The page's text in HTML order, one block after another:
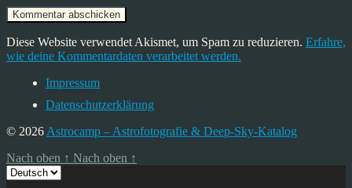
Diese Website verwendet Akismet, um Spam zu reduzieren. Erfahre,
wie deine Kommentardaten verarbeitet werden.
Impressum
Datenschutzerklärung
© 2026 Astrocamp – Astrofotografie & Deep-Sky-Katalog
Nach oben ↑ Nach oben ↑
Sprache
auswählen